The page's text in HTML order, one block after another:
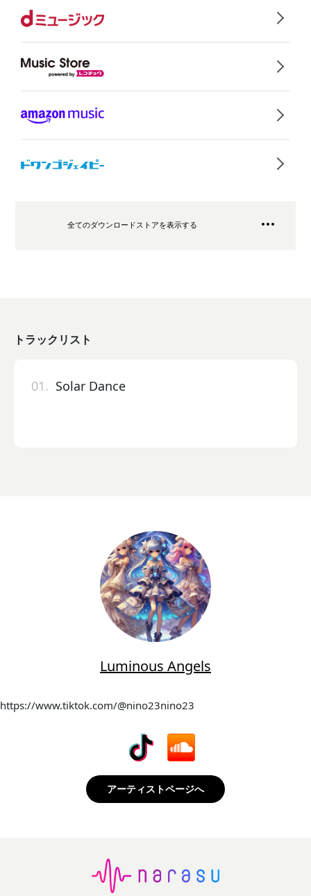
全てのダウンロードストアを表示する
トラックリスト
01. Solar Dance
Luminous Angels
https://www.tiktok.com/@nino23nino23
アーティストページへ